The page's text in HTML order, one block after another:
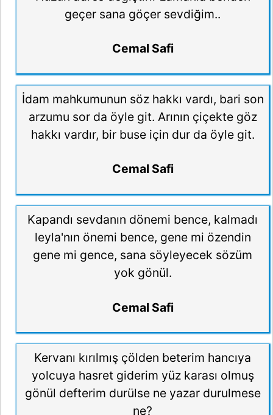
geçer sana göçer sevdiğim..
Cemal Safi
İdam mahkumunun söz hakkı vardı, bari son
arzumu sor da öyle git. Arının çiçekte göz
hakkı vardır, bir buse için dur da öyle git.
Cemal Safi
Kapandı sevdanın dönemi bence, kalmadı
leyla'nın önemi bence, gene mi özendin
gene mi gence, sana söyleyecek sözüm
yok gönül.
Cemal Safi
Kervanı kırılmış çölden beterim hancıya
yolcuya hasret giderim yüz karası olmuş
gönül defterim durülse ne yazar durulmese
ne?